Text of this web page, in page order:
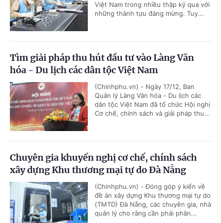
Việt Nam trong nhiều thập kỷ qua với
những thành tựu đáng mừng. Tuy...
Tìm giải pháp thu hút đầu tư vào Làng Văn
hóa - Du lịch các dân tộc Việt Nam
(Chinhphu.vn) - Ngày 17/12, Ban
Quản lý Làng Văn hóa - Du lịch các
dân tộc Việt Nam đã tổ chức Hội nghị
Cơ chế, chính sách và giải pháp thu...
Chuyên gia khuyến nghị cơ chế, chính sách
xây dựng Khu thương mại tự do Đà Nẵng
(Chinhphu.vn) - Đóng góp ý kiến về
đề án xây dựng Khu thương mại tự do
(TMTD) Đà Nẵng, các chuyên gia, nhà
quản lý cho rằng cần phải phân...